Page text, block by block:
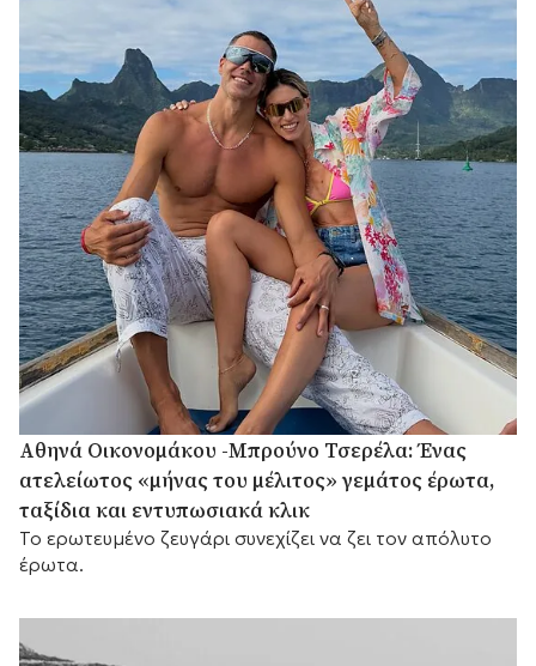
Αθηνά Οικονομάκου -Μπρούνο Τσερέλα: Ένας
ατελείωτος «μήνας του μέλιτος» γεμάτος έρωτα,
ταξίδια και εντυπωσιακά κλικ
Το ερωτευμένο ζευγάρι συνεχίζει να ζει τον απόλυτο
έρωτα.